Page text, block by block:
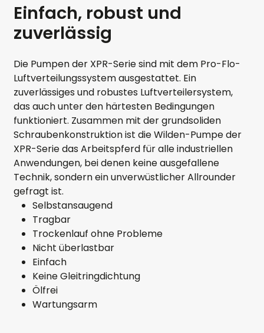
Einfach, robust und
zuverlässig
Die Pumpen der XPR-Serie sind mit dem Pro-Flo-
Luftverteilungssystem ausgestattet. Ein
zuverlässiges und robustes Luftverteilersystem,
das auch unter den härtesten Bedingungen
funktioniert. Zusammen mit der grundsoliden
Schraubenkonstruktion ist die Wilden-Pumpe der
XPR-Serie das Arbeitspferd für alle industriellen
Anwendungen, bei denen keine ausgefallene
Technik, sondern ein unverwüstlicher Allrounder
gefragt ist.
Selbstansaugend
Tragbar
Trockenlauf ohne Probleme
Nicht überlastbar
Einfach
Keine Gleitringdichtung
Ölfrei
Wartungsarm